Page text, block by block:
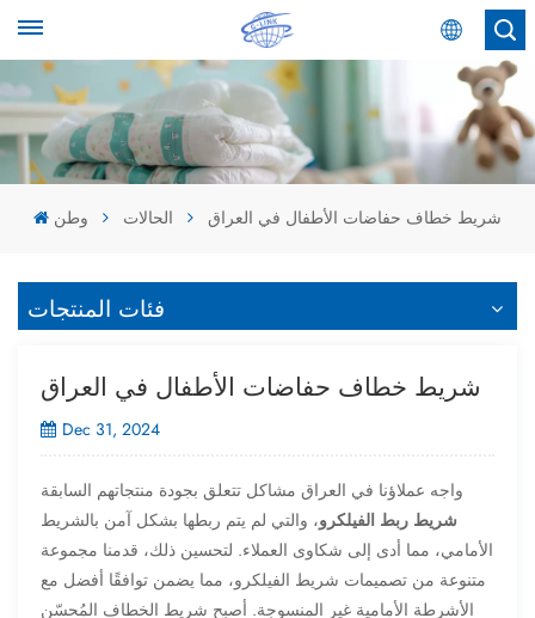
عربي
English
وطن الحالات شريط خطاف حفاضات الأطفال في العراق
فئات المنتجات
شريط خطاف حفاضات الأطفال في العراق
Dec 31, 2024
واجه عملاؤنا في العراق مشاكل تتعلق بجودة منتجاتهم السابقة
شريط ربط الفيلكرو، والتي لم يتم ربطها بشكل آمن بالشريط
الأمامي، مما أدى إلى شكاوى العملاء. لتحسين ذلك، قدمنا مجموعة
متنوعة من تصميمات شريط الفيلكرو، مما يضمن توافقًا أفضل مع
الأشرطة الأمامية غير المنسوجة. أصبح شريط الخطاف المُحسّن